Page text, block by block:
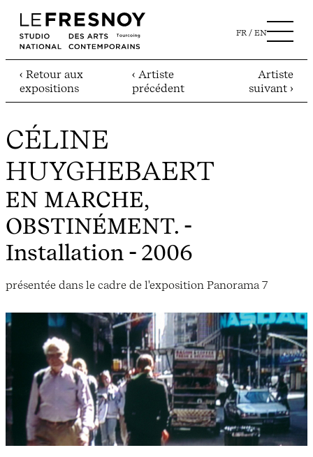
FR EN
‹ Retour aux
expositions
‹ Artiste
précédent
Artiste
suivant ›
CÉLINE
HUYGHEBAERT
EN MARCHE,
OBSTINÉMENT. -
Installation - 2006
présentée dans le cadre de l'exposition Panorama 7